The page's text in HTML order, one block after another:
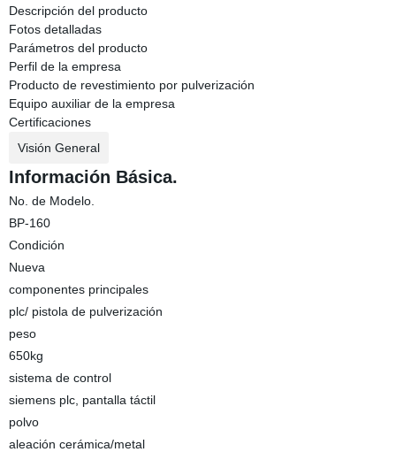
Descripción del producto
Fotos detalladas
Parámetros del producto
Perfil de la empresa
Producto de revestimiento por pulverización
Equipo auxiliar de la empresa
Certificaciones
Visión General
Información Básica.
No. de Modelo.
BP-160
Condición
Nueva
componentes principales
plc/ pistola de pulverización
peso
650kg
sistema de control
siemens plc, pantalla táctil
polvo
aleación cerámica/metal